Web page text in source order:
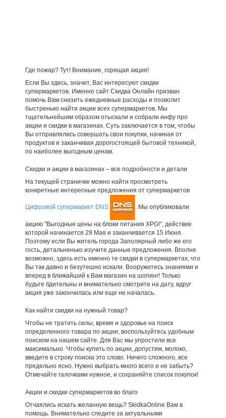
Где пожар? Тут! Внимание, горящая акция!
Если Вы здесь, значит, Вас интересуют скидки
супермаркетов. Именно сайт Скидка Онлайн призван
помочь Вам снизить ежедневные расходы и позволит
быстренько найти акции всех супермаркетов. Мы
тщательнейшим образом отыскали и собрали инфу про
акции и скидки в магазинах. Суть заключается в том, чтобы
Вы отправлялись совершать свои покупки, начиная от
продуктов и заканчивая дорогостоящей бытовой техникой,
по наиболее выгодным ценам.
Скидки и акции в магазинах – все подробности и детали
На текущей страничке можно найти просмотреть
конкретные интересные предложения от супермаркетов
Цифровой супермаркет DNS . Мы опубликовали
акцию "Выгодные цены на блоки питания XPG!", действие
которой начинается 29 Мая и заканчивается 15 Июня.
Поэтому если Вы житель города Заполярный либо же его
гость, детальненько изучите данные предложения. Вполне
возможно, здесь есть именно те скидки в супермаркетах, что
Вы так давно и безутешно искали. Вооружитесь знаниями и
вперед в ближайший к Вам магазин на шопинг! Только
будьте бдительны и внимательно смотрите на дату, вдруг
акция уже закончилась или еще не началась.
Как найти скидки на нужный товар?
Чтобы не тратить силы, время и здоровье на поиск
определенного товара по акции, воспользуйтесь удобным
поиском на нашем сайте. Для Вас мы упростили все
максимально. Чтобы купить по акции, допустим, молоко,
введите в строку поиска это слово. Ничего сложного, все
предельно ясно. Нужно выбрать много всего и не забыть?
Отмечайте галочками нужное, и сохраняйте список покупок!
Акции и скидки супермаркетов во благо
Отчаялись искать желанную вещь? SkidkaOnline Вам в
помощь. Внимательно следите за актуальными